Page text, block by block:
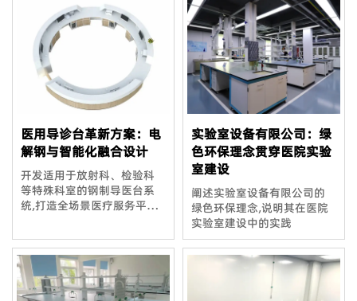
医用导诊台革新方案：电
解钢与智能化融合设计
开发适用于放射科、检验科
等特殊科室的钢制导医台系
统,打造全场景医疗服务平
实验室设备有限公司：绿
色环保理念贯穿医院实验
室建设
阐述实验室设备有限公司的
绿色环保理念,说明其在医院
实验室建设中的实践